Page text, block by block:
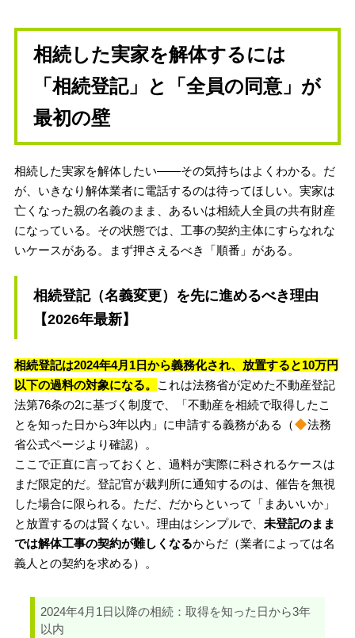
相続した実家を解体するには
「相続登記」と「全員の同意」が
最初の壁
相続した実家を解体したい——その気持ちはよくわかる。だ
が、いきなり解体業者に電話するのは待ってほしい。実家は
亡くなった親の名義のまま、あるいは相続人全員の共有財産
になっている。その状態では、工事の契約主体にすらなれな
いケースがある。まず押さえるべき「順番」がある。
相続登記（名義変更）を先に進めるべき理由
【2026年最新】
相続登記は2024年4月1日から義務化され、放置すると10万円
以下の過料の対象になる。
これは法務省が定めた不動産登記
法第76条の2に基づく制度で、「不動産を相続で取得したこ
とを知った日から3年以内」に申請する義務がある（
法務
省公式ページより確認）。
ここで正直に言っておくと、過料が実際に科されるケースは
まだ限定的だ。登記官が裁判所に通知するのは、催告を無視
した場合に限られる。ただ、だからといって「まあいいか」
と放置するのは賢くない。理由はシンプルで、 未登記のまま
では解体工事の契約が難しくなるからだ（業者によっては名
義人との契約を求める）。
2024年4月1日以降の相続：取得を知った日から3年
以内